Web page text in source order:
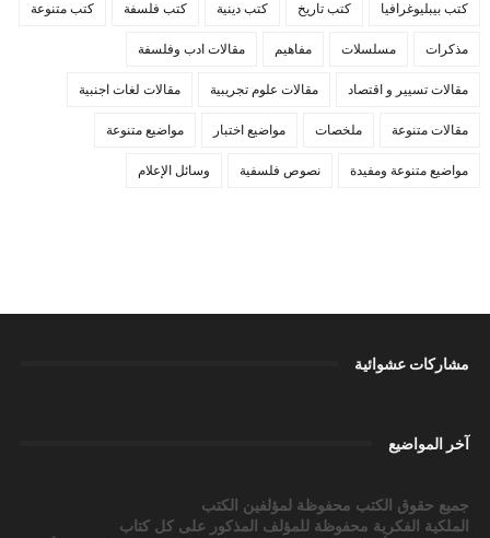
كتب بيبليوغرافيا كتب تاريخ كتب دينية كتب فلسفة كتب متنوعة
مذكرات مسلسلات مفاهيم مقالات ادب وفلسفة
مقالات تسيير و اقتصاد مقالات علوم تجريبية مقالات لغات اجنبية
مقالات متنوعة ملخصات مواضيع اختبار مواضيع متنوعة
مواضيع متنوعة ومفيدة نصوص فلسفية وسائل الإعلام
مشاركات عشوائية
آخر المواضيع
جميع حقوق الكتب محفوظة لمؤلفين الكتب
الملكية الفكرية محفوظة للمؤلف المذكور على كل كتاب